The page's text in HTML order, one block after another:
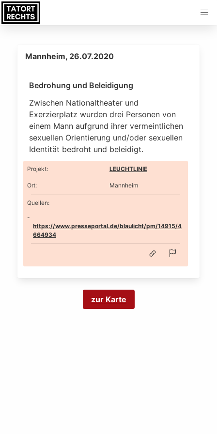
Mannheim, 26.07.2020
Bedrohung und Beleidigung
Zwischen Nationaltheater und
Exerzierplatz wurden drei Personen von
einem Mann aufgrund ihrer vermeintlichen
sexuellen Orientierung und/oder sexuellen
Identität bedroht und beleidigt.
Projekt: LEUCHTLINIE
Ort: Mannheim
Quellen:
https://www.presseportal.de/blaulicht/pm/14915/4
664934
zur Karte